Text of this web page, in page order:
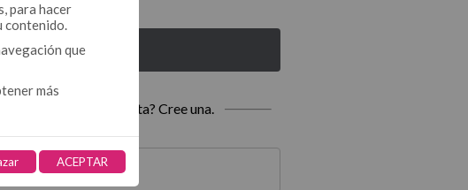
Iniciar sesión
no tiene una cuenta? Cree una.
Crear cuenta
para hacer
contenido.
que
más
ACEPTAR